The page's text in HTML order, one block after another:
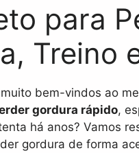
para
Treino
bem-vindos ao
gordura rápido,
há anos? Vamos
gordura de forma